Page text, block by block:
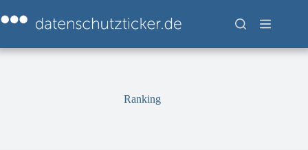
Inhalt
springen
Ranking